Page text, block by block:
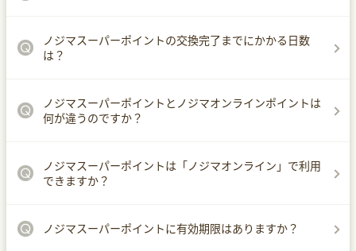
ノジマスーパーポイントの交換完了までにかかる日数
は？
ノジマスーパーポイントとノジマオンラインポイントは
何が違うのですか？
ノジマスーパーポイントは「ノジマオンライン」で利用
できますか？
ノジマスーパーポイントに有効期限はありますか？